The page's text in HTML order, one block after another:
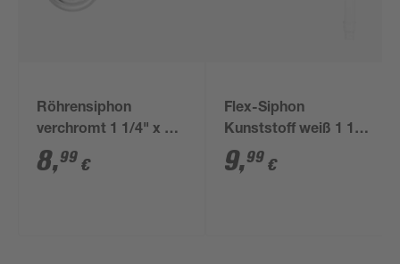
Röhrensiphon
verchromt 1 1/4" x 32
mm
8,99 €
Flex-Siphon
Kunststoff weiß 1 1/2'
x 40/50 mm
9,99 €